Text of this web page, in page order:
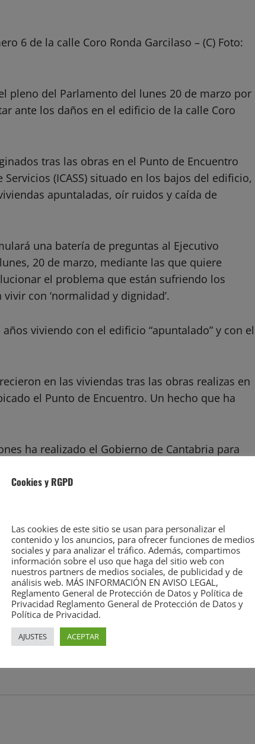
6 de la calle Coro Ronda Garcilaso – (C) Foto:
pleno del Parlamento del lunes 20 de marzo por
ante los daños en el edificio de la calle Coro
tras las obras en el Punto de Encuentro
(ICASS) situado en los bajos del edificio,
apuntaladas, oír ruidos y caída de
una batería de preguntas al Ejecutivo
20 de marzo, mediante las que quiere
el problema que están sufriendo los
con ‘normalidad y dignidad’.
viviendo con el edificio “apuntalado” y con el
en las viviendas tras las obras realizas en
el Punto de Encuentro. Un hecho que ha
ha realizado el Gobierno de Cantabria para
sitas en la calle Coro Ronda Garcilaso, en
dependiente del ICASS, que soluciones
normalidad en sus viviendas y si ha llegado a
solucionar los desperfectos que sufren las
se considera ‘vivienda digna’ aquella
tiene voluntad de solucionar el problema de
Garcilaso de Torrelavega.
del edificio apuntalado por las obras del ICASS
Cookies y RGPD
Las cookies de este sitio se usan para personalizar el
contenido y los anuncios, para ofrecer funciones de medios
sociales y para analizar el tráfico. Además, compartimos
información sobre el uso que haga del sitio web con
nuestros partners de medios sociales, de publicidad y de
análisis web. MÁS INFORMACIÓN EN AVISO LEGAL,
Reglamento General de Protección de Datos y Política de
Privacidad Reglamento General de Protección de Datos y
Política de Privacidad.
AJUSTES ACEPTAR